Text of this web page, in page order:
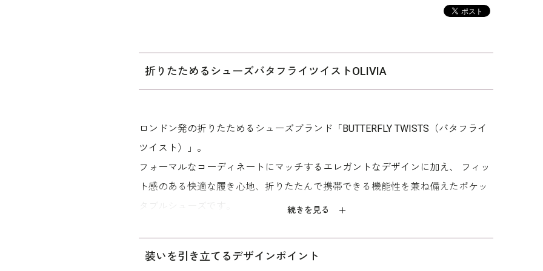
折りたためるシューズバタフライツイストOLIVIA
続きを見る
ロンドン発の折りたためるシューズブランド「BUTTERFLY TWISTS（バタフライ
ツイスト）」。
フォーマルなコーディネートにマッチするエレガントなデザインに加え、 フィッ
ト感のある快適な履き心地、折りたたんで携帯できる機能性を兼ね備えたポケッ
また、ハイヒールを履いて疲れた時、旅先のホテルや飛行機等での 履き替え用セ
装いを引き立てるデザインポイント